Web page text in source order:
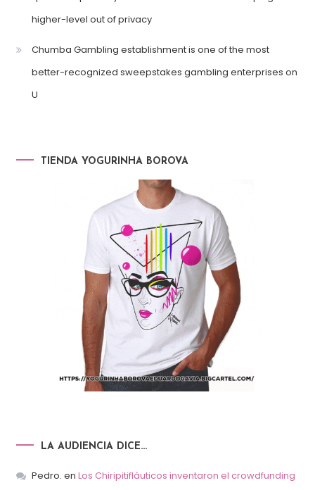
higher-level out of privacy
Chumba Gambling establishment is one of the most
better-recognized sweepstakes gambling enterprises on
U
TIENDA YOGURINHA BOROVA
LA AUDIENCIA DICE…
Pedro. en Los Chiripitifláuticos inventaron el crowdfunding